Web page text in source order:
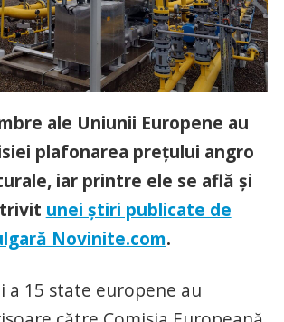
ale Uniunii Europene au
plafonarea prețului angro
iar printre ele se află și
unei știri publicate de
Novinite.com.
a 15 state europene au